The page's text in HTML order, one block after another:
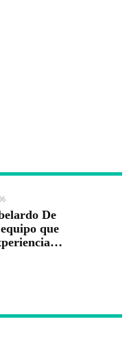
De
que